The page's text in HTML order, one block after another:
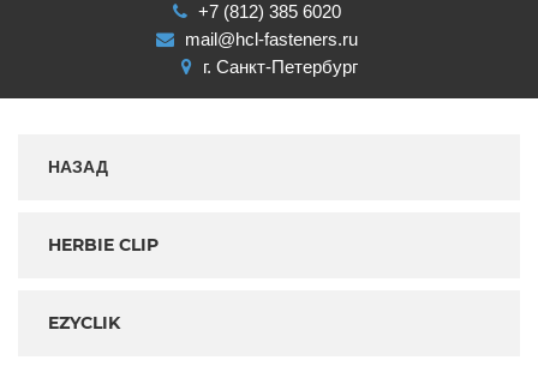
+7 (812) 385 6020
mail@hcl-fasteners.ru
г. Санкт-Петербург
НАЗАД
HERBIE CLIP
EZYCLIK